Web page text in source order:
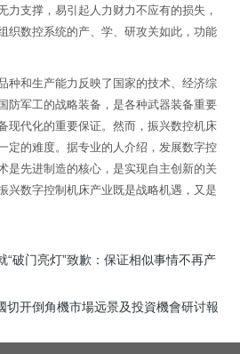
力支撑，易引起人力财力不应有的损失，
织数控系统的产、学、研攻关如此，功能
和生产能力反映了国家的技术、经济综
防军工的战略装备，是各种武器装备重要
现代化的重要保证。然而，振兴数控机床
定的难度。据专业的人介绍，发展数字控
是先进制造的核心，是实现自主创新的关
兴数字控制机床产业既是战略机遇，又是
“破门亮灯”致歉：保证相似事情不再产
切开倒角機市場远景及投資機會研讨報